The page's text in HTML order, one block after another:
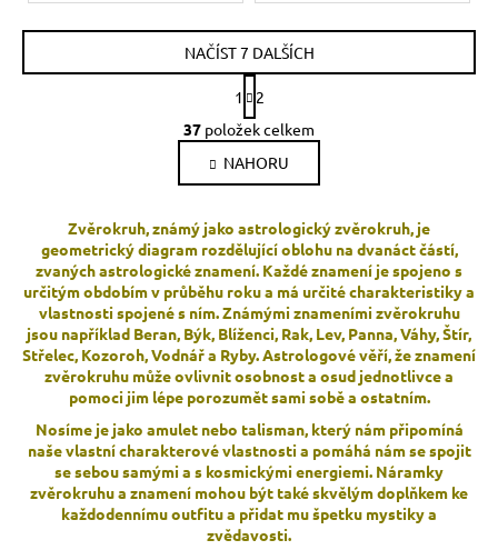
O
v
l
á
a
c
í
p
r
v
k
y
v
ý
p
i
s
NAČÍST 7 DALŠÍCH
S
t
r
á
n
k
v
á
n
í
1
2
37 položek celkem
NAHORU
Zvěrokruh, známý jako astrologický zvěrokruh, je
geometrický diagram rozdělující oblohu na dvanáct částí,
zvaných astrologické znamení. Každé znamení je spojeno s
určitým obdobím v průběhu roku a má určité charakteristiky a
vlastnosti spojené s ním. Známými znameními zvěrokruhu
jsou například Beran, Býk, Blíženci, Rak, Lev, Panna, Váhy, Štír,
Střelec, Kozoroh, Vodnář a Ryby. Astrologové věří, že znamení
zvěrokruhu může ovlivnit osobnost a osud jednotlivce a
pomoci jim lépe porozumět sami sobě a ostatním.
Nosíme je jako amulet nebo talisman, který nám připomíná
naše vlastní charakterové vlastnosti a pomáhá nám se spojit
se sebou samými a s kosmickými energiemi. Náramky
zvěrokruhu a znamení mohou být také skvělým doplňkem ke
každodennímu outfitu a přidat mu špetku mystiky a
zvědavosti.